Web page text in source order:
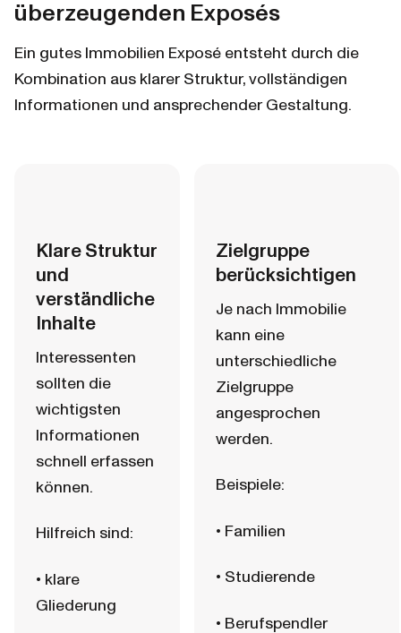
überzeugenden Exposés
Ein gutes Immobilien Exposé entsteht durch die
Kombination aus klarer Struktur, vollständigen
Informationen und ansprechender Gestaltung.
Klare Struktur
und
verständliche
Inhalte
Interessenten
sollten die
wichtigsten
Informationen
schnell erfassen
können.
Hilfreich sind:
• klare
Gliederung
Zielgruppe
berücksichtigen
Je nach Immobilie
kann eine
unterschiedliche
Zielgruppe
angesprochen
werden.
Beispiele:
• Familien
• Studierende
• Berufspendler